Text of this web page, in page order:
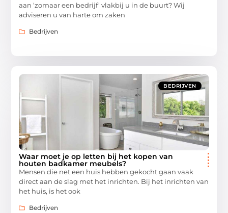
aan ‘zomaar een bedrijf’ vlakbij u in de buurt? Wij
adviseren u van harte om zaken
Bedrijven
BEDRIJVEN
Waar moet je op letten bij het kopen van
houten badkamer meubels?
Mensen die net een huis hebben gekocht gaan vaak
direct aan de slag met het inrichten. Bij het inrichten van
het huis, is het ook
Bedrijven